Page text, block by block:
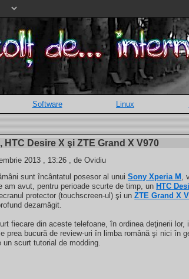
Software Linux
HTC Desire X şi ZTE Grand X V970
2013 , 13:26 , de Ovidiu
sunt încântatul posesor al unuiSony Xperia M
am avut, pentru perioade scurte de timp, unHTC
protector (touchscreen-ul) şi unZTE Grand X
dezamăgit.
fiecare din aceste telefoane, în ordinea deţinerii lor,
prea bucură de review-uri în limba română şi nici în
scurt tutorial de modding.